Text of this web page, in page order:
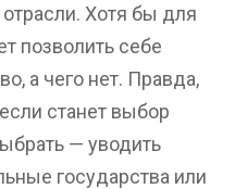
отрасли. Хотя бы для
позволить себе
а чего нет. Правда,
станет выбор
— уводить
государства или